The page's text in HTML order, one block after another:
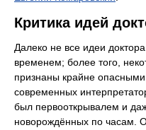
Критика идей
Далеко не все идеи
временем; более того,
признаны крайне
современных
был первооткрывалем и
новорождённых по часам.